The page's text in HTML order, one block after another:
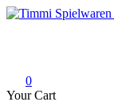
Skip
0
Your Cart